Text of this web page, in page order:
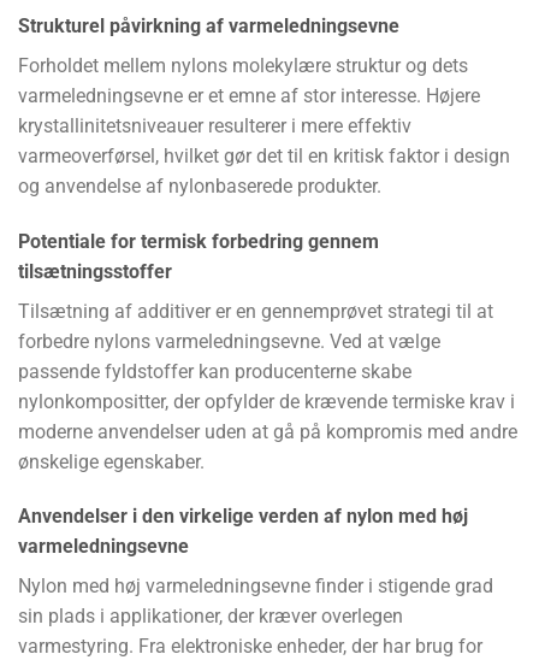
Strukturel påvirkning af varmeledningsevne
Forholdet mellem nylons molekylære struktur og dets
varmeledningsevne er et emne af stor interesse. Højere
krystallinitetsniveauer resulterer i mere effektiv
varmeoverførsel, hvilket gør det til en kritisk faktor i design
og anvendelse af nylonbaserede produkter.
Potentiale for termisk forbedring gennem
tilsætningsstoffer
Tilsætning af additiver er en gennemprøvet strategi til at
forbedre nylons varmeledningsevne. Ved at vælge
passende fyldstoffer kan producenterne skabe
nylonkompositter, der opfylder de krævende termiske krav i
moderne anvendelser uden at gå på kompromis med andre
ønskelige egenskaber.
Anvendelser i den virkelige verden af nylon med høj
varmeledningsevne
Nylon med høj varmeledningsevne finder i stigende grad
sin plads i applikationer, der kræver overlegen
varmestyring. Fra elektroniske enheder, der har brug for